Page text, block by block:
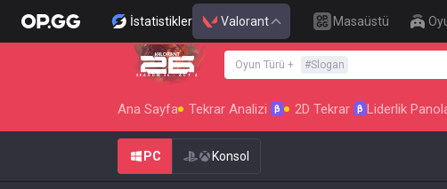
İstatistikler Valorant Masaüstü
SEASON 26 : ACT 4
Oyun Türü + #Slogan
Ana Sayfa Tekrar Analizi β 2D Tekrar β Liderlik
PC Konsol